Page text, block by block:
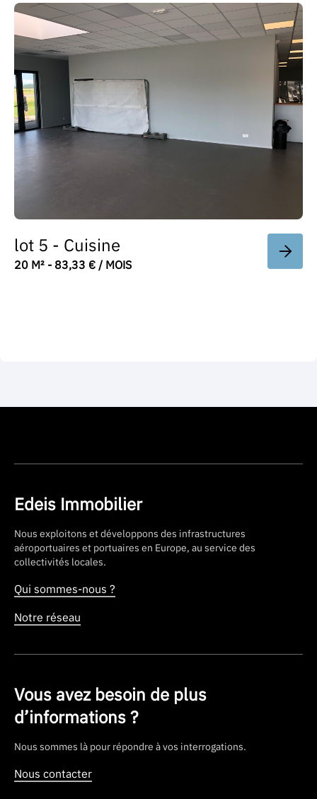
lot 5 - Cuisine
20 M² - 83,33 € / MOIS
Edeis Immobilier
Nous exploitons et développons des infrastructures
aéroportuaires et portuaires en Europe, au service des
collectivités locales.
Qui sommes-nous ?
Notre réseau
Vous avez besoin de plus
d’informations ?
Nous sommes là pour répondre à vos interrogations.
Nous contacter